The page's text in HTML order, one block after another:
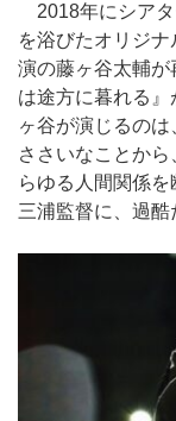
2018年にシアタ
を浴びたオリジ
演の藤ヶ谷太輔
は途方に暮れる
ヶ谷が演じるの
ささいなことか
らゆる人間関係
三浦監督に、過酷